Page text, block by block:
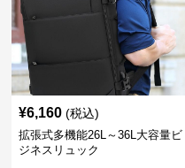
¥6,160 (税込)
拡張式多機能26L～36L大容量ビ
ジネスリュック